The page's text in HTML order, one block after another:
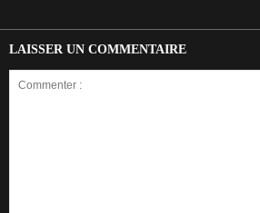
LAISSER UN COMMENTAIRE